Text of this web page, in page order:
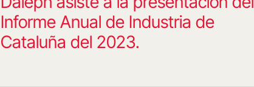
Informe Anual de Industria de
Cataluña del 2023.